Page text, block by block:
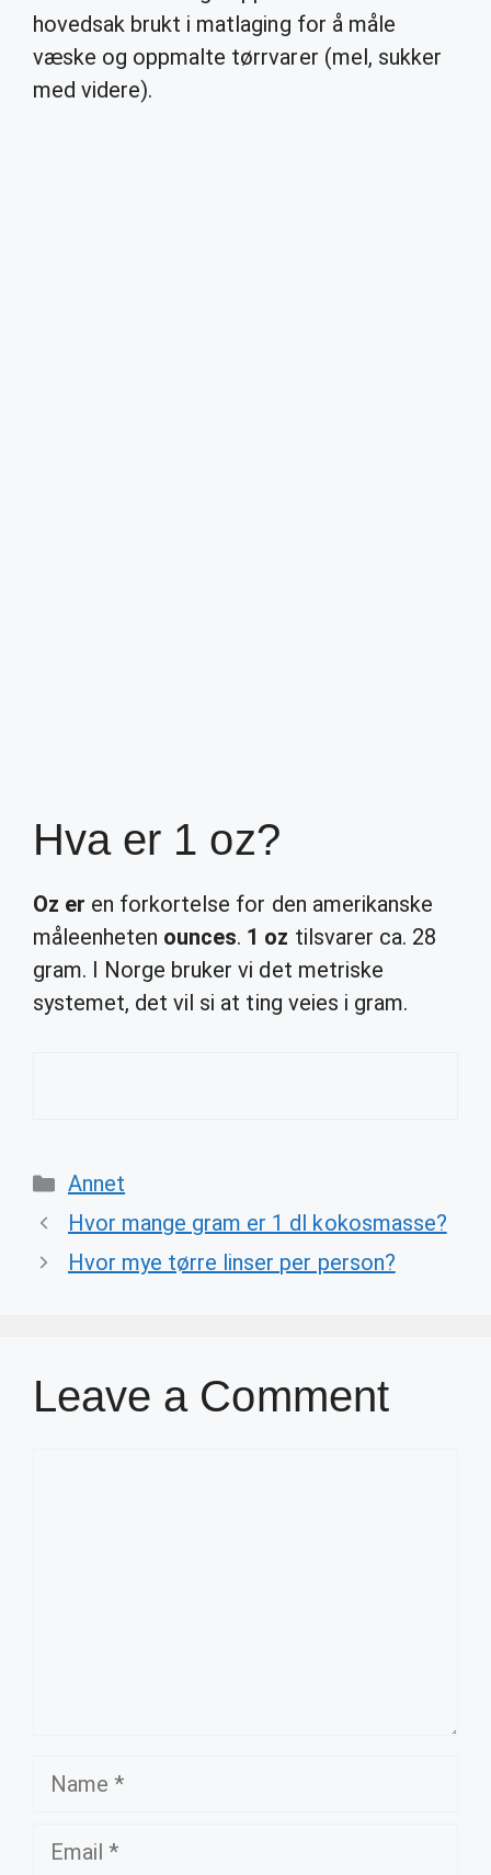
hovedsak brukt i matlaging for å måle
væske og oppmalte tørrvarer (mel, sukker
med videre).
Hva er 1 oz?
Oz er en forkortelse for den amerikanske
måleenheten ounces. 1 oz tilsvarer ca. 28
gram. I Norge bruker vi det metriske
systemet, det vil si at ting veies i gram.
Categories
Annet
Hvor mange gram er 1 dl kokosmasse?
Hvor mye tørre linser per person?
Leave a Comment
Name
Email